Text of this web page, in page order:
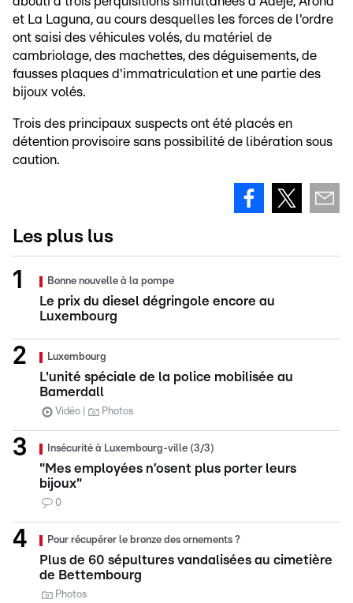
et La Laguna, au cours desquelles les forces de l'ordre
ont saisi des véhicules volés, du matériel de
cambriolage, des machettes, des déguisements, de
fausses plaques d'immatriculation et une partie des
bijoux volés.
Trois des principaux suspects ont été placés en
détention provisoire sans possibilité de libération sous
caution.
Les plus lus
Bonne nouvelle à la pompe
Le prix du diesel dégringole encore au
Luxembourg
Luxembourg
L'unité spéciale de la police mobilisée au
Bamerdall
Vidéo Photos
Insécurité à Luxembourg-ville (3/3)
"Mes employées n’osent plus porter leurs
bijoux"
0
Pour récupérer le bronze des ornements ?
Plus de 60 sépultures vandalisées au cimetière
de Bettembourg
Photos